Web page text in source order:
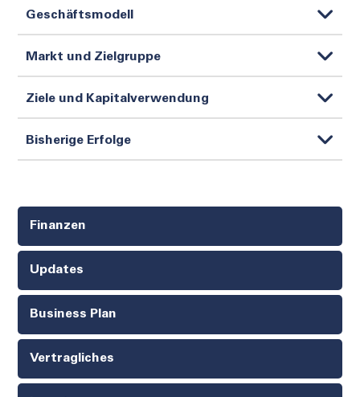
Geschäftsmodell
Markt und Zielgruppe
Ziele und Kapitalverwendung
Bisherige Erfolge
Finanzen
Updates
Business Plan
Vertragliches